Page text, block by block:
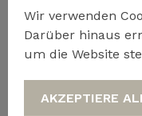
Wir verwenden
Darüber hinaus
um die Website
AKZEPTIERE